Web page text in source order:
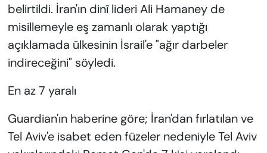
belirtildi. İran'ın dinî lideri Ali Hamaney de
misillemeyle eş zamanlı olarak yaptığı
açıklamada ülkesinin İsrail'e "ağır darbeler
indireceğini" söyledi.
En az 7 yaralı
Guardian'ın haberine göre; İran'dan fırlatılan ve
Tel Aviv'e isabet eden füzeler nedeniyle Tel Aviv